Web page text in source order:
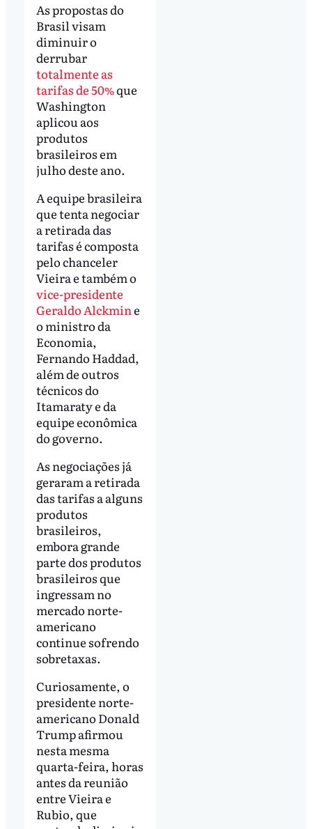
As propostas do
Brasil visam
diminuir o
derrubar
totalmente as
tarifas de 50%que
Washington
aplicou aos
produtos
brasileiros em
julho deste ano.
A equipe brasileira
que tenta negociar
a retirada das
tarifas é composta
pelo chanceler
Vieira e também o
vice-presidente
Geraldo Alckmine
o ministro da
Economia,
Fernando Haddad,
além de outros
técnicos do
Itamaraty e da
equipe econômica
do governo.
As negociações já
geraram a retirada
das tarifas a alguns
produtos
brasileiros,
embora grande
parte dos produtos
brasileiros que
ingressam no
mercado norte-
americano
continue sofrendo
sobretaxas.
Curiosamente, o
presidente norte-
americano Donald
Trump afirmou
nesta mesma
quarta-feira, horas
antes da reunião
entre Vieira e
Rubio, que